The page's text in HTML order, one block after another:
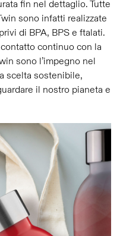
fin nel dettaglio. Tutte
sono infatti realizzate
di BPA, BPS e ftalati.
continuo con la
sono l’impegno nel
scelta sostenibile,
il nostro pianeta e